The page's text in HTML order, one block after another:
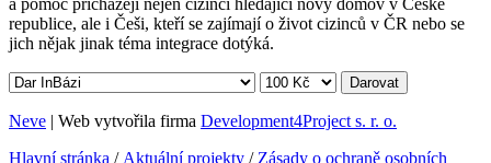
a pomoc přicházejí nejen cizinci hledající nový domov v České
republice, ale i Češi, kteří se zajímají o život cizinců v ČR nebo se
jich nějak jinak téma integrace dotýká.
Darovat
Neve | Web vytvořila firma Development4Project s. r. o.
Hlavní stránka / Aktuální projekty / Zásady o ochraně osobních